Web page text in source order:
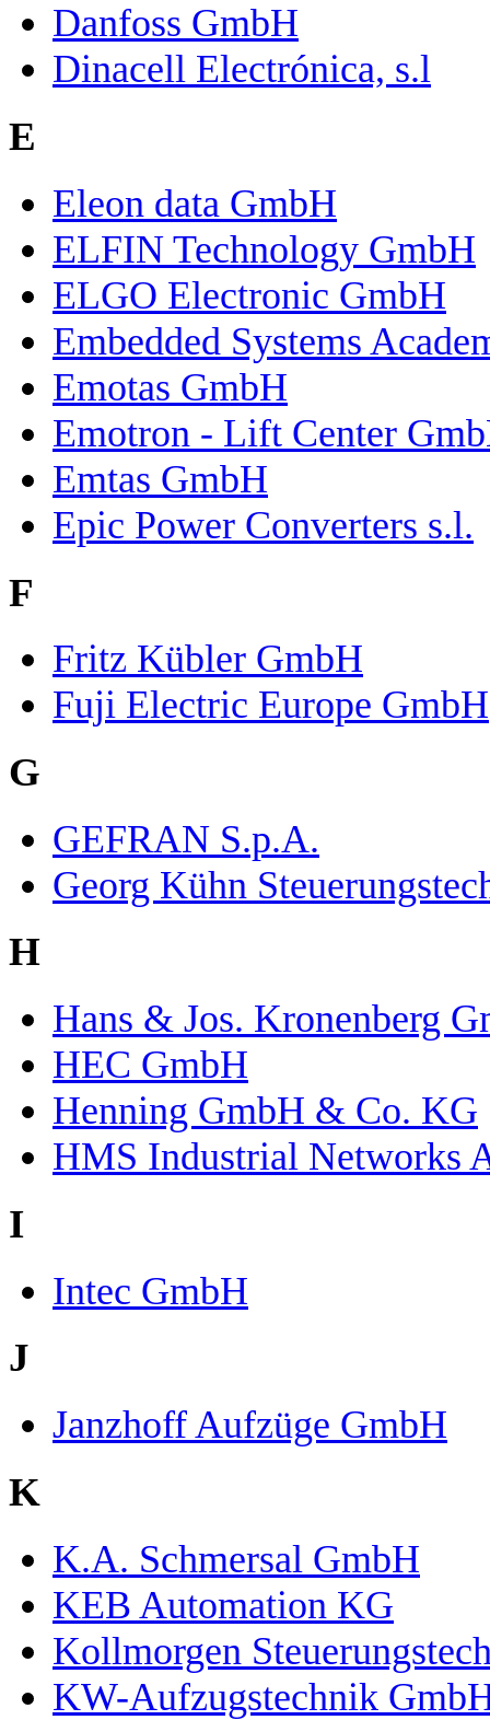
Danfoss GmbH
Dinacell Electrónica, s.l
E
Eleon data GmbH
ELFIN Technology GmbH
ELGO Electronic GmbH
Embedded Systems
Emotas GmbH
Emotron - Lift Center
Emtas GmbH
Epic Power Converters s.l.
F
Fritz Kübler GmbH
Fuji Electric Europe GmbH
G
GEFRAN S.p.A.
Georg Kühn
H
Hans & Jos. Kronenberg
HEC GmbH
Henning GmbH & Co. KG
HMS Industrial Networks
I
Intec GmbH
J
Janzhoff Aufzüge GmbH
K
K.A. Schmersal GmbH
KEB Automation KG
Kollmorgen
KW-Aufzugstechnik